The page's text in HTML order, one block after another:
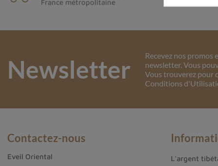
France métropolitaine
Newsletter
Recevez nos promos
newsletter. Vous
Vous trouverez pour
Conditions
Contactez-nous
Eveil Oriental
L'argent